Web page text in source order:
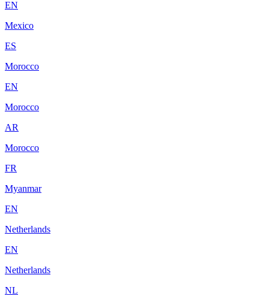
EN
Mexico
ES
Morocco
EN
Morocco
AR
Morocco
FR
Myanmar
EN
Netherlands
EN
Netherlands
NL